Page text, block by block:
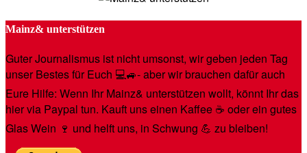
Mainz& unterstützen
Guter Journalismus ist nicht umsonst, wir geben jeden Tag
unser Bestes für Euch 💻🚙- aber wir brauchen dafür auch
Eure Hilfe: Wenn Ihr Mainz& unterstützen wollt, könnt Ihr das
hier via Paypal tun. Kauft uns einen Kaffee ☕️ oder ein gutes
Glas Wein 🍷 und helft uns, in Schwung 💪 zu bleiben!